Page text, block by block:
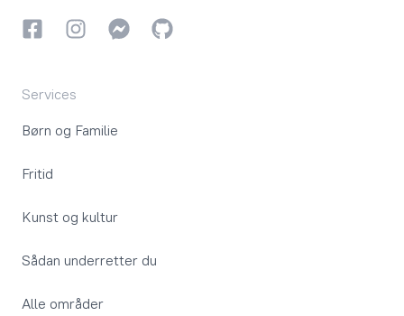
FacebookInstagramInstagram
GitHub
Services
Børn og Familie
Fritid
Kunst og kultur
Sådan underretter du
Alle områder